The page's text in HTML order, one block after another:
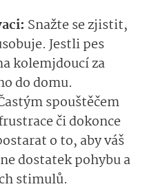
Snažte se zjistit,
Jestli pes
kolemjdoucí za
do domu.
spouštěčem
či dokonce
o to, aby váš
dostatek pohybu a
stimulů.